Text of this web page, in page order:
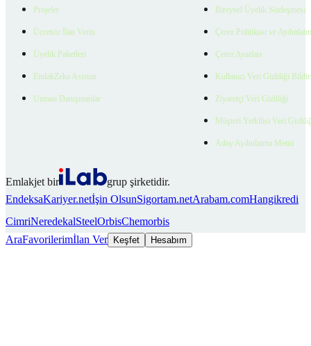
Projeler
Ücretsiz İlan Verin
Üyelik Paketleri
EmlakZeka Asistan
Uzman Danışmanlar
Bireysel Üyelik Sözleşmesi
Çerez Politikası ve
Çerez Ayarları
Kullanıcı Veri Gizliliği
Ziyaretçi Veri Gizliliği
Müşteri Yetkilisi Veri
Aday Aydınlatma Metni
Emlakjet bir
grup şirketidir.
EndeksaKariyer.netİşin OlsunSigortam.netArabam.comHangikredi
CimriNeredekalSteelOrbisChemorbis
AraFavorilerimİlan Ver Keşfet Hesabım